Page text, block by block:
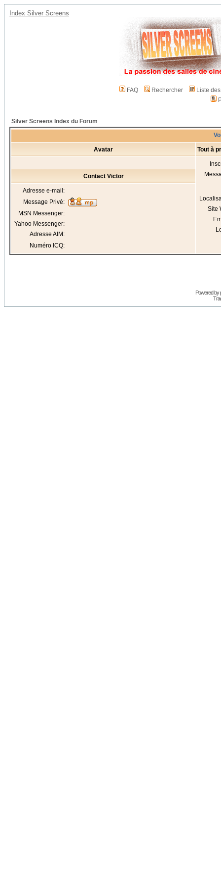
Index Silver Screens
FAQ Rechercher
Liste
Silver Screens Index du Forum
Avatar Tout à
Site
Contact Victor
Adresse e-mail:
Message Privé:
MSN Messenger:
Yahoo Messenger:
Adresse AIM:
Numéro ICQ:
Powered by